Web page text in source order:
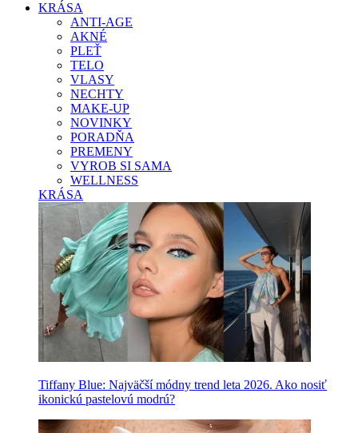
KRÁSA
ANTI-AGE
AKNÉ
PLEŤ
TELO
VLASY
NECHTY
MAKE-UP
NOVINKY
PORADŇA
PREMENY
VYROB SI SAMA
WELLNESS
KRÁSA
Tiffany Blue: Najväčší módny trend leta 2026. Ako nosiť
ikonickú pastelovú modrú?